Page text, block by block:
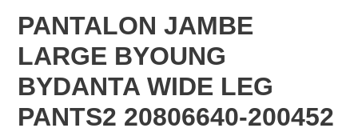
PANTALON JAMBE
LARGE BYOUNG
BYDANTA WIDE LEG
PANTS2 20806640-200452